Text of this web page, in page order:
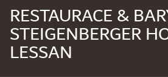
RESTAURACE &
STEIGENBERGER
LESSAN